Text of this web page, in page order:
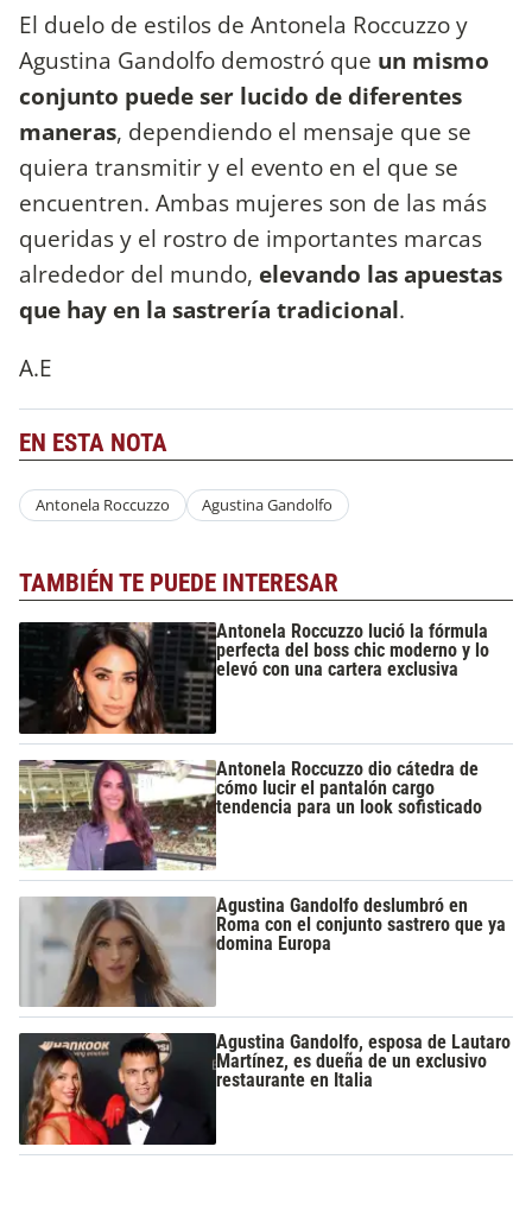
El duelo de estilos de Antonela Roccuzzo y
Agustina Gandolfo demostró que un mismo
conjunto puede ser lucido de diferentes
maneras, dependiendo el mensaje que se
quiera transmitir y el evento en el que se
encuentren. Ambas mujeres son de las más
queridas y el rostro de importantes marcas
alrededor del mundo, elevando las apuestas
que hay en la sastrería tradicional.
A.E
EN ESTA NOTA
Antonela Roccuzzo Agustina Gandolfo
TAMBIÉN TE PUEDE INTERESAR
Antonela Roccuzzo lució la fórmula
perfecta del boss chic moderno y lo
elevó con una cartera exclusiva
Antonela Roccuzzo dio cátedra de
cómo lucir el pantalón cargo
tendencia para un look sofisticado
Agustina Gandolfo deslumbró en
Roma con el conjunto sastrero que ya
domina Europa
Agustina Gandolfo, esposa de Lautaro
Martínez, es dueña de un exclusivo
restaurante en Italia